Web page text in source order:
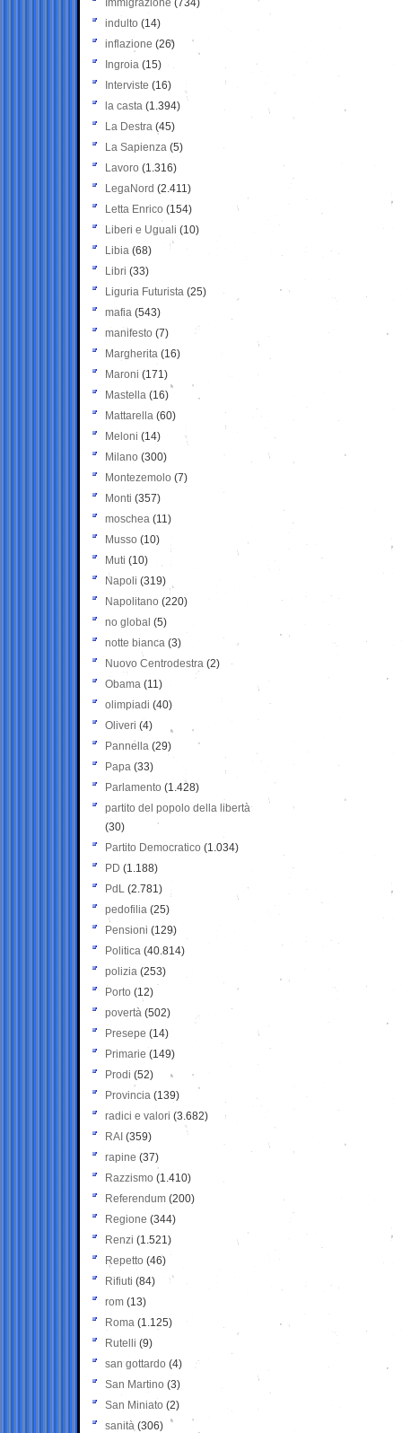
Immigrazione (734)
indulto (14)
inflazione (26)
Ingroia (15)
Interviste (16)
la casta (1.394)
La Destra (45)
La Sapienza (5)
Lavoro (1.316)
LegaNord (2.411)
Letta Enrico (154)
Liberi e Uguali (10)
Libia (68)
Libri (33)
Liguria Futurista (25)
mafia (543)
manifesto (7)
Margherita (16)
Maroni (171)
Mastella (16)
Mattarella (60)
Meloni (14)
Milano (300)
Montezemolo (7)
Monti (357)
moschea (11)
Musso (10)
Muti (10)
Napoli (319)
Napolitano (220)
no global (5)
notte bianca (3)
Nuovo Centrodestra (2)
Obama (11)
olimpiadi (40)
Oliveri (4)
Pannella (29)
Papa (33)
Parlamento (1.428)
partito del popolo della libertà
(30)
Partito Democratico (1.034)
PD (1.188)
PdL (2.781)
pedofilia (25)
Pensioni (129)
Politica (40.814)
polizia (253)
Porto (12)
povertà (502)
Presepe (14)
Primarie (149)
Prodi (52)
Provincia (139)
radici e valori (3.682)
RAI (359)
rapine (37)
Razzismo (1.410)
Referendum (200)
Regione (344)
Renzi (1.521)
Repetto (46)
Rifiuti (84)
rom (13)
Roma (1.125)
Rutelli (9)
san gottardo (4)
San Martino (3)
San Miniato (2)
sanità (306)